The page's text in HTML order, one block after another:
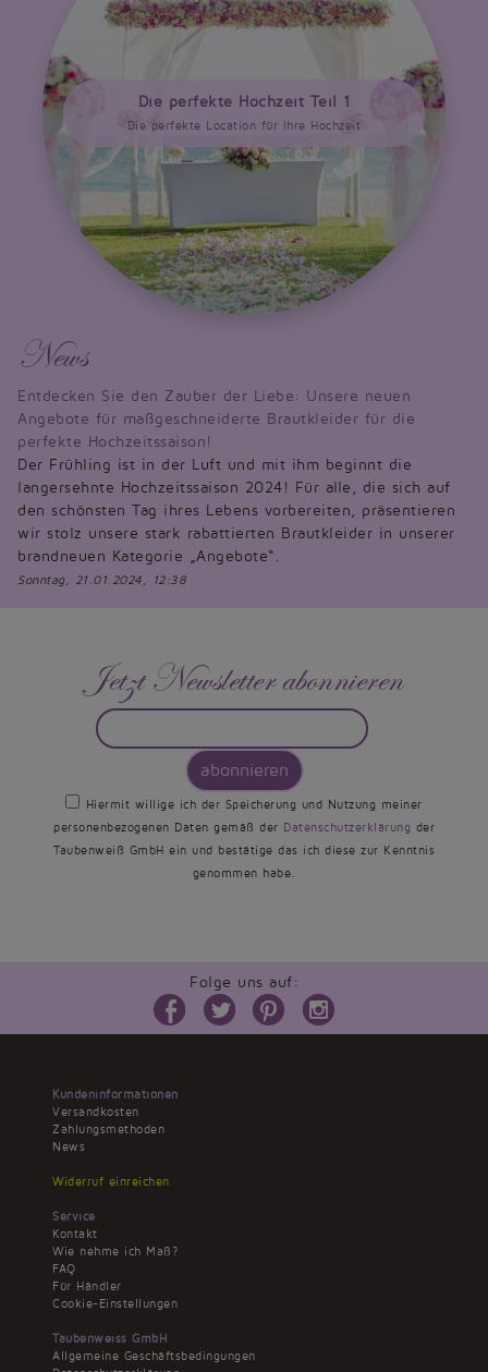
Die perfekte Hochzeit Teil 1
Die perfekte Location für Ihre Hochzeit
News
Entdecken Sie den Zauber der Liebe: Unsere neuen
Angebote für maßgeschneiderte Brautkleider für die
perfekte Hochzeitssaison!
Der Frühling ist in der Luft und mit ihm beginnt die
langersehnte Hochzeitssaison 2024! Für alle, die sich auf
den schönsten Tag ihres Lebens vorbereiten, präsentieren
wir stolz unsere stark rabattierten Brautkleider in unserer
brandneuen Kategorie „Angebote“.
Sonntag, 21.01.2024, 12:38
Jetzt Newsletter abonnieren
abonnieren
Hiermit willige ich der Speicherung und Nutzung meiner
personenbezogenen Daten gemäß der Datenschutzerklärung der
Taubenweiß GmbH ein und bestätige das ich diese zur Kenntnis
genommen habe.
Folge uns auf:
Kundeninformationen
Versandkosten
Zahlungsmethoden
News
Widerruf einreichen
Service
Kontakt
Wie nehme ich Maß?
FAQ
Für Händler
Cookie-Einstellungen
Taubenweiss GmbH
Allgemeine Geschäftsbedingungen